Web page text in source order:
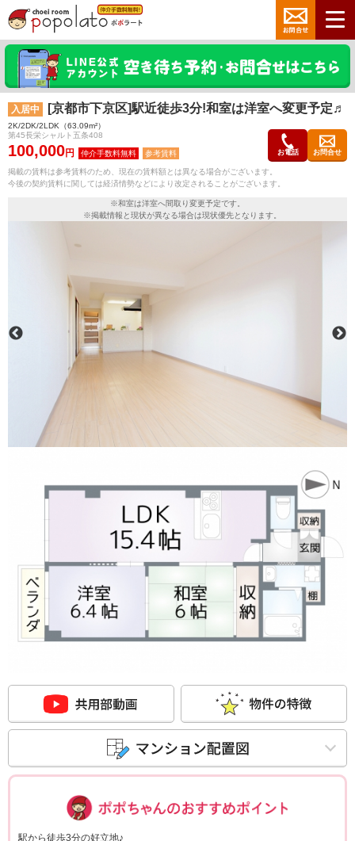
入居中 [京都市下京区]駅近徒歩3分!和室は洋室へ変更予定♬
2K/2DK/2LDK（63.09m²）
第45長栄シャルト五条408
100,000円 参考賃料 お電話 お問合せ
掲載の賃料は参考賃料のため、現在の賃料額とは異なる場合がございます。
今後の契約賃料に関しては経済情勢などにより改定されることがございます。
※和室は洋室へ間取り変更予定です。
※掲載情報と現状が異なる場合は現状優先となります。
駅から徒歩3分の好立地♪